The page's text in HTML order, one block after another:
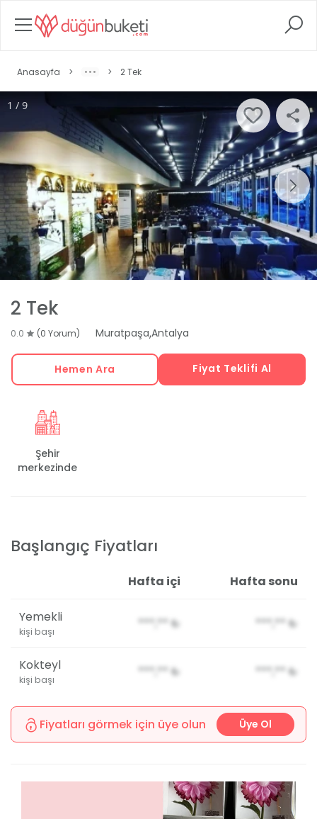
Anasayfa > > 2 Tek
1 / 9
2 Tek
0.0 (0 Yorum) Muratpaşa,Antalya
Hemen Ara Fiyat Teklifi Al
Şehir
merkezinde
Başlangıç Fiyatları
Hafta içi Hafta sonu
Yemekli
kişi başı
***,** ₺ ***,** ₺
Kokteyl
kişi başı
***,** ₺ ***,** ₺
Fiyatları görmek için üye olun Üye Ol